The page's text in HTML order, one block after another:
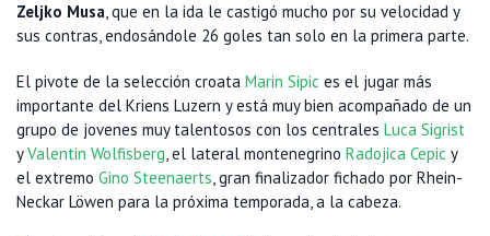
Zeljko Musa, que en la ida le castigó mucho por su velocidad y
sus contras, endosándole 26 goles tan solo en la primera parte.
El pivote de la selección croata Marin Sipic es el jugar más
importante del Kriens Luzern y está muy bien acompañado de un
grupo de jovenes muy talentosos con los centrales Luca Sigrist
yValentin Wolfisberg, el lateral montenegrino Radojica Cepic y
el extremo Gino Steenaerts, gran finalizador fichado por Rhein-
Neckar Löwen para la próxima temporada, a la cabeza.